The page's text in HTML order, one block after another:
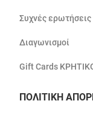
Συχνές ερωτήσεις
Διαγωνισμοί
Gift Cards
ΠΟΛΙΤΙΚΗ